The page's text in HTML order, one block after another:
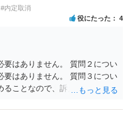
た場合、会社名が記載されて
はございます。
#内定取消
役にたった 4
要はありません。 質問２につい
要はありません。 質問３につい
ることなので、訴えることはな
と思われます。 相手の男性か